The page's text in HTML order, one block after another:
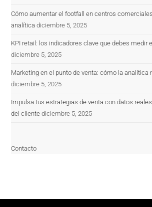
Cómo aumentar el footfall en centros
analítica diciembre 5, 2025
KPI retail: los indicadores clave que debes medir
diciembre 5, 2025
Marketing en el punto de venta: cómo la analítica
diciembre 5, 2025
Impulsa tus estrategias de venta con datos
del cliente diciembre 5, 2025
Contacto